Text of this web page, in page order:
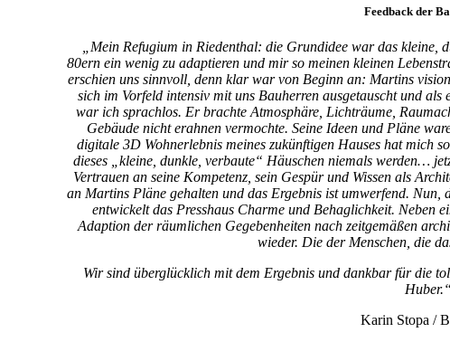
Feedback der
„Mein Refugium in Riedenthal: die Grundidee war das kleine,
80ern ein wenig zu adaptieren und mir so meinen kleinen
erschien uns sinnvoll, denn klar war von Beginn an: Martins
sich im Vorfeld intensiv mit uns Bauherren ausgetauscht und
war ich sprachlos. Er brachte Atmosphäre, Lichträume,
Gebäude nicht erahnen vermochte. Seine Ideen und Pläne
digitale 3D Wohnerlebnis meines zukünftigen Hauses hat mich
dieses „kleine, dunkle, verbaute“ Häuschen niemals werden…
Vertrauen an seine Kompetenz, sein Gespür und Wissen als
an Martins Pläne gehalten und das Ergebnis ist umwerfend. Nun,
entwickelt das Presshaus Charme und Behaglichkeit. Neben
Adaption der räumlichen Gegebenheiten nach zeitgemäßen
wieder. Die der Menschen, die
Wir sind überglücklich mit dem Ergebnis und dankbar für die
Huber.“
Karin Stopa /